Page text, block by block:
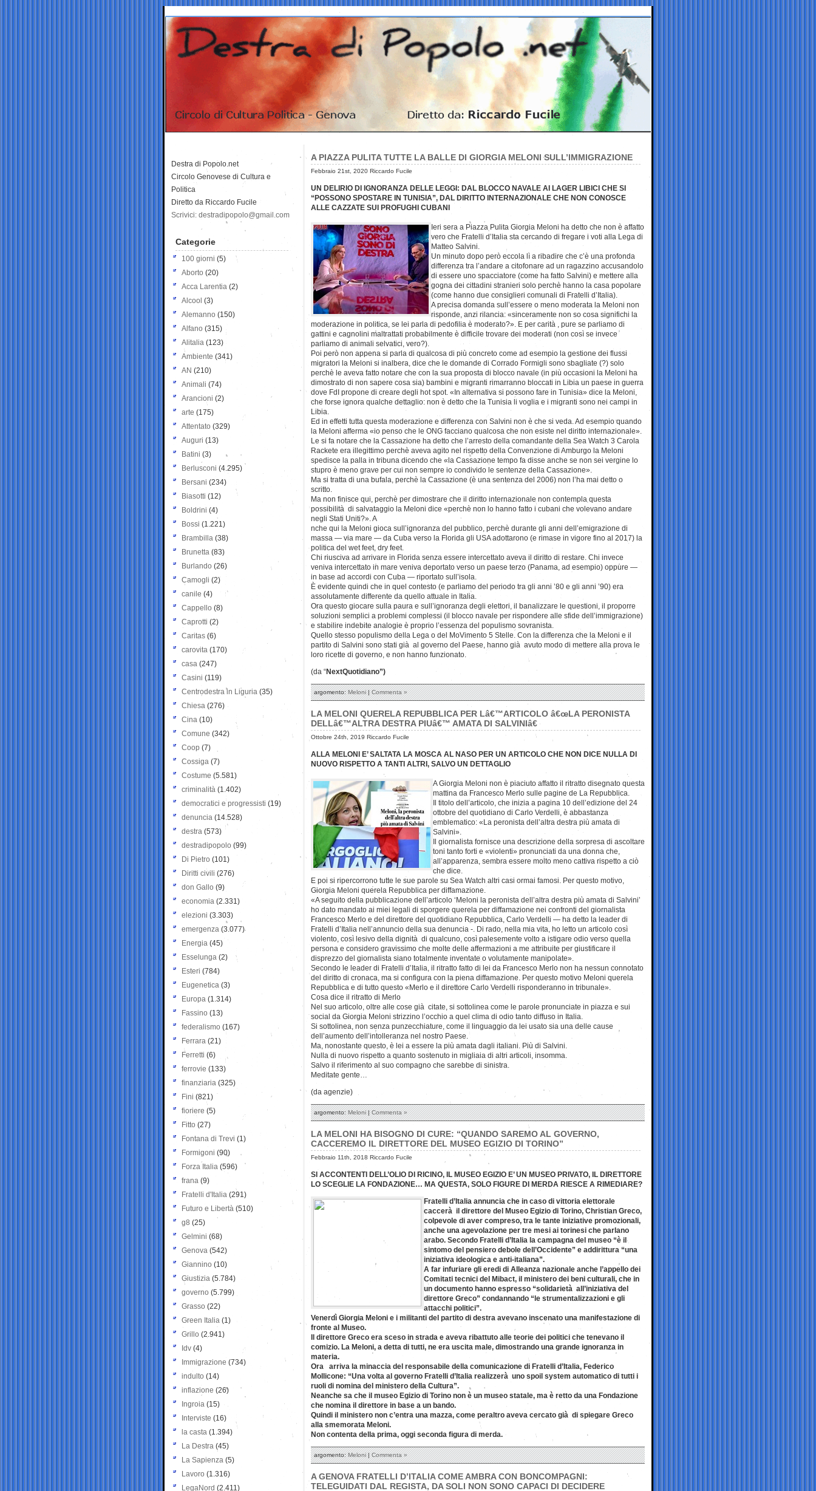
A PIAZZA PULITA TUTTE LA BALLE DI GIORGIA MELONI SULL’IMMIGRAZIONE
Febbraio 21st, 2020 Riccardo Fucile
UN DELIRIO DI IGNORANZA DELLE LEGGI: DAL BLOCCO NAVALE AI LAGER LIBICI CHE SI
“POSSONO SPOSTARE IN TUNISIA”, DAL DIRITTO INTERNAZIONALE CHE NON CONOSCE
ALLE CAZZATE SUI PROFUGHI CUBANI
Ieri sera a Piazza Pulita Giorgia Meloni ha detto che non è affatto
vero che Fratelli d’Italia sta cercando di fregare i voti alla Lega di
Matteo Salvini.
Un minuto dopo però eccola lì a ribadire che c’è una profonda
differenza tra l’andare a citofonare ad un ragazzino accusandolo
di essere uno spacciatore (come ha fatto Salvini) e mettere alla
gogna dei cittadini stranieri solo perchè hanno la casa popolare
(come hanno due consiglieri comunali di Fratelli d’Italia).
A precisa domanda sull’essere o meno moderata la Meloni non
risponde, anzi rilancia: «sinceramente non so cosa significhi la
moderazione in politica, se lei parla di pedofilia è moderato?». E per carità , pure se parliamo di
gattini e cagnolini maltrattati probabilmente è difficile trovare dei moderati (non così se invece
parliamo di animali selvatici, vero?).
Poi però non appena si parla di qualcosa di più concreto come ad esempio la gestione dei flussi
migratori la Meloni si inalbera, dice che le domande di Corrado Formigli sono sbagliate (?) solo
perchè le aveva fatto notare che con la sua proposta di blocco navale (in più occasioni la Meloni ha
dimostrato di non sapere cosa sia) bambini e migranti rimarranno bloccati in Libia un paese in guerra
dove FdI propone di creare degli hot spot. «In alternativa si possono fare in Tunisia» dice la Meloni,
che forse ignora qualche dettaglio: non è detto che la Tunisia li voglia e i migranti sono nei campi in
Libia.
Ed in effetti tutta questa moderazione e differenza con Salvini non è che si veda. Ad esempio quando
la Meloni afferma «io penso che le ONG facciano qualcosa che non esiste nel diritto internazionale».
Le si fa notare che la Cassazione ha detto che l’arresto della comandante della Sea Watch 3 Carola
Rackete era illegittimo perchè aveva agito nel rispetto della Convenzione di Amburgo la Meloni
spedisce la palla in tribuna dicendo che «la Cassazione tempo fa disse anche se non sei vergine lo
stupro è meno grave per cui non sempre io condivido le sentenze della Cassazione».
Ma si tratta di una bufala, perchè la Cassazione (è una sentenza del 2006) non l’ha mai detto o
scritto.
Ma non finisce qui, perchè per dimostrare che il diritto internazionale non contempla questa
possibilità di salvataggio la Meloni dice «perchè non lo hanno fatto i cubani che volevano andare
negli Stati Uniti?». A
nche qui la Meloni gioca sull’ignoranza del pubblico, perchè durante gli anni dell’emigrazione di
massa — via mare — da Cuba verso la Florida gli USA adottarono (e rimase in vigore fino al 2017) la
politica del wet feet, dry feet.
Chi riusciva ad arrivare in Florida senza essere intercettato aveva il diritto di restare. Chi invece
veniva intercettato in mare veniva deportato verso un paese terzo (Panama, ad esempio) oppure —
in base ad accordi con Cuba — riportato sull’isola.
È evidente quindi che in quel contesto (e parliamo del periodo tra gli anni ’80 e gli anni ’90) era
assolutamente differente da quello attuale in Italia.
Ora questo giocare sulla paura e sull’ignoranza degli elettori, il banalizzare le questioni, il proporre
soluzioni semplici a problemi complessi (il blocco navale per rispondere alle sfide dell’immigrazione)
e stabilire indebite analogie è proprio l’essenza del populismo sovranista.
Quello stesso populismo della Lega o del MoVimento 5 Stelle. Con la differenza che la Meloni e il
partito di Salvini sono stati già al governo del Paese, hanno già avuto modo di mettere alla prova le
loro ricette di governo, e non hanno funzionato.
(da “NextQuotidiano”)
argomento:Meloni|Commenta »
LA MELONI QUERELA REPUBBLICA PER Lâ€™ARTICOLO â€œLA PERONISTA
DELLâ€™ALTRA DESTRA PIUâ€™ AMATA DI SALVINIâ€
Ottobre 24th, 2019 Riccardo Fucile
ALLA MELONI E’ SALTATA LA MOSCA AL NASO PER UN ARTICOLO CHE NON DICE NULLA DI
NUOVO RISPETTO A TANTI ALTRI, SALVO UN DETTAGLIO
A Giorgia Meloni non è piaciuto affatto il ritratto disegnato questa
mattina da Francesco Merlo sulle pagine de La Repubblica.
Il titolo dell’articolo, che inizia a pagina 10 dell’edizione del 24
ottobre del quotidiano di Carlo Verdelli, è abbastanza
emblematico: «La peronista dell’altra destra più amata di
Salvini».
Il giornalista fornisce una descrizione della sorpresa di ascoltare
toni tanto forti e «violenti» pronunciati da una donna che,
all’apparenza, sembra essere molto meno cattiva rispetto a ciò
che dice.
E poi si ripercorrono tutte le sue parole su Sea Watch altri casi ormai famosi. Per questo motivo,
Giorgia Meloni querela Repubblica per diffamazione.
«A seguito della pubblicazione dell’articolo ‘Meloni la peronista dell’altra destra più amata di Salvini’
ho dato mandato ai miei legali di sporgere querela per diffamazione nei confronti del giornalista
Francesco Merlo e del direttore del quotidiano Repubblica, Carlo Verdelli — ha detto la leader di
Fratelli d’Italia nell’annuncio della sua denuncia -. Di rado, nella mia vita, ho letto un articolo così
violento, così lesivo della dignità di qualcuno, così palesemente volto a istigare odio verso quella
persona e considero gravissimo che molte delle affermazioni a me attribuite per giustificare il
disprezzo del giornalista siano totalmente inventate o volutamente manipolate».
Secondo le leader di Fratelli d’Italia, il ritratto fatto di lei da Francesco Merlo non ha nessun connotato
del diritto di cronaca, ma si configura con la piena diffamazione. Per questo motivo Meloni querela
Repubblica e di tutto questo «Merlo e il direttore Carlo Verdelli risponderanno in tribunale».
Cosa dice il ritratto di Merlo
Nel suo articolo, oltre alle cose già citate, si sottolinea come le parole pronunciate in piazza e sui
social da Giorgia Meloni strizzino l’occhio a quel clima di odio tanto diffuso in Italia.
Si sottolinea, non senza punzecchiature, come il linguaggio da lei usato sia una delle cause
dell’aumento dell’intolleranza nel nostro Paese.
Ma, nonostante questo, è lei a essere la più amata dagli italiani. Più di Salvini.
Nulla di nuovo rispetto a quanto sostenuto in migliaia di altri articoli, insomma.
Salvo il riferimento al suo compagno che sarebbe di sinistra.
Meditate gente…
(da agenzie)
argomento:Meloni|Commenta »
LA MELONI HA BISOGNO DI CURE: “QUANDO SAREMO AL GOVERNO,
CACCEREMO IL DIRETTORE DEL MUSEO EGIZIO DI TORINO”
Febbraio 11th, 2018 Riccardo Fucile
SI ACCONTENTI DELL’OLIO DI RICINO, IL MUSEO EGIZIO E’ UN MUSEO PRIVATO, IL DIRETTORE
LO SCEGLIE LA FONDAZIONE… MA QUESTA, SOLO FIGURE DI MERDA RIESCE A RIMEDIARE?
Fratelli d’Italia annuncia che in caso di vittoria elettorale
caccerà il direttore del Museo Egizio di Torino, Christian Greco,
colpevole di aver compreso, tra le tante iniziative promozionali,
anche una agevolazione per tre mesi ai torinesi che parlano
arabo. Secondo Fratelli d’Italia la campagna del museo “è il
sintomo del pensiero debole dell’Occidente” e addirittura “una
iniziativa ideologica e anti-italiana”.
A far infuriare gli eredi di Alleanza nazionale anche l’appello dei
Comitati tecnici del Mibact, il ministero dei beni culturali, che in
un documento hanno espresso “solidarietà all’iniziativa del
direttore Greco” condannando “le strumentalizzazioni e gli
attacchi politici”.
Venerdì Giorgia Meloni e i militanti del partito di destra avevano inscenato una manifestazione di
fronte al Museo.
Il direttore Greco era sceso in strada e aveva ribattuto alle teorie dei politici che tenevano il
comizio. La Meloni, a detta di tutti, ne era uscita male, dimostrando una grande ignoranza in
materia.
Ora arriva la minaccia del responsabile della comunicazione di Fratelli d’Italia, Federico
Mollicone: “Una volta al governo Fratelli d’Italia realizzerà uno spoil system automatico di tutti i
ruoli di nomina del ministero della Cultura”.
Neanche sa che il museo Egizio di Torino non è un museo statale, ma è retto da una Fondazione
che nomina il direttore in base a un bando.
Quindi il ministero non c’entra una mazza, come peraltro aveva cercato già di spiegare Greco
alla smemorata Meloni.
Non contenta della prima, oggi seconda figura di merda.
argomento:Meloni|Commenta »
A GENOVA FRATELLI D’ITALIA COME AMBRA CON BONCOMPAGNI:
TELEGUIDATI DAL REGISTA, DA SOLI NON SONO CAPACI DI DECIDERE
Destra di Popolo.net
Circolo Genovese di Cultura e
Politica
Diretto da Riccardo Fucile
Scrivici: destradipopolo@gmail.com
Categorie
100 giorni (5)
Aborto (20)
Acca Larentia (2)
Alcool (3)
Alemanno (150)
Alfano (315)
Alitalia (123)
Ambiente (341)
AN (210)
Animali (74)
Arancioni (2)
arte (175)
Attentato (329)
Auguri (13)
Batini (3)
Berlusconi (4.295)
Bersani (234)
Biasotti (12)
Boldrini (4)
Bossi (1.221)
Brambilla (38)
Brunetta (83)
Burlando (26)
Camogli (2)
canile (4)
Cappello (8)
Caprotti (2)
Caritas (6)
carovita (170)
casa (247)
Casini (119)
Centrodestra in Liguria (35)
Chiesa (276)
Cina (10)
Comune (342)
Coop (7)
Cossiga (7)
Costume (5.581)
criminalità (1.402)
democratici e progressisti (19)
denuncia (14.528)
destra (573)
destradipopolo (99)
Di Pietro (101)
Diritti civili (276)
don Gallo (9)
economia (2.331)
elezioni (3.303)
emergenza (3.077)
Energia (45)
Esselunga (2)
Esteri (784)
Eugenetica (3)
Europa (1.314)
Fassino (13)
federalismo (167)
Ferrara (21)
Ferretti (6)
ferrovie (133)
finanziaria (325)
Fini (821)
fioriere (5)
Fitto (27)
Fontana di Trevi (1)
Formigoni (90)
Forza Italia (596)
frana (9)
Fratelli d'Italia (291)
Futuro e Libertà (510)
g8 (25)
Gelmini (68)
Genova (542)
Giannino (10)
Giustizia (5.784)
governo (5.799)
Grasso (22)
Green Italia (1)
Grillo (2.941)
Idv (4)
Immigrazione (734)
indulto (14)
inflazione (26)
Ingroia (15)
Interviste (16)
la casta (1.394)
La Destra (45)
La Sapienza (5)
Lavoro (1.316)
LegaNord (2.411)